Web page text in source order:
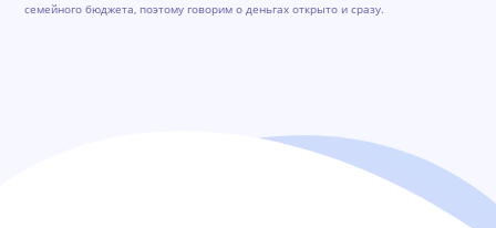
семейного бюджета, поэтому говорим о деньгах открыто и сразу.